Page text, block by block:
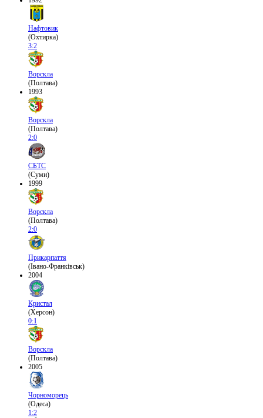
Нафтовик
(Охтирка)
3:2
Ворскла
(Полтава)
1993
Ворскла
(Полтава)
2:0
СБТС
(Суми)
1999
Ворскла
(Полтава)
2:0
Прикарпаття
(Івано-Франківськ)
2004
Кристал
(Херсон)
0:1
Ворскла
(Полтава)
2005
Чорноморець
(Одеса)
1:2